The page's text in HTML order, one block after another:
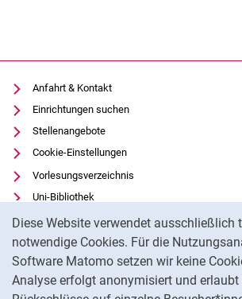
Diese Website verwendet ausschließlich
notwendige Cookies. Für die
Software Matomo setzen wir keine
Analyse erfolgt anonymisiert und erlaubt
Anfahrt & Kontakt
Einrichtungen suchen
Stellenangebote
Cookie-Einstellungen
Vorlesungsverzeichnis
Uni-Bibliothek
Moodle
Panopto
Datenschutz
Barrierefreiheit